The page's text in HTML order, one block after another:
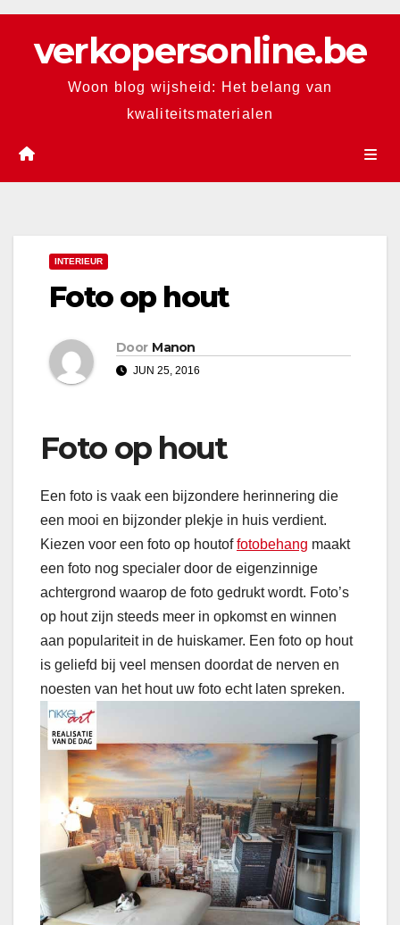
Skip
contentverkopersonline.be
Woon blog wijsheid: Het belang van
kwaliteitsmaterialen
INTERIEUR
Foto op hout
Door Manon
JUN 25, 2016
Foto op hout
Een foto is vaak een bijzondere herinnering die
een mooi en bijzonder plekje in huis verdient.
Kiezen voor een foto op houtoffotobehang maakt
een foto nog specialer door de eigenzinnige
achtergrond waarop de foto gedrukt wordt. Foto’s
op hout zijn steeds meer in opkomst en winnen
aan populariteit in de huiskamer. Een foto op hout
is geliefd bij veel mensen doordat de nerven en
noesten van het hout uw foto echt laten spreken.